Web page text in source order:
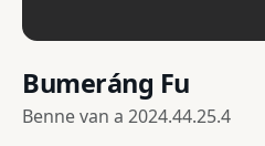
Bumeráng Fu
Benne van a 2024.44.25.4